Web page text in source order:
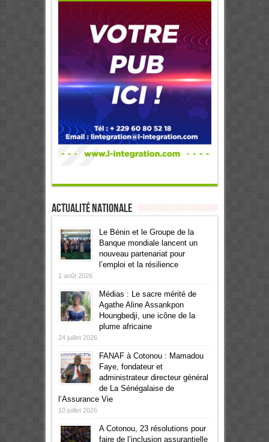
Actualité Nationale
Le Bénin et le Groupe de la
Banque mondiale lancent un
nouveau partenariat pour
l’emploi et la résilience
1 août 2026
Médias : Le sacre mérité de
Agathe Aline Assankpon
Houngbedji, une icône de la
plume africaine
24 juillet 2026
FANAF à Cotonou : Mamadou
Faye, fondateur et
administrateur directeur général
de La Sénégalaise de
l’Assurance Vie
10 juillet 2026
A Cotonou, 23 résolutions pour
faire de l’inclusion assurantielle